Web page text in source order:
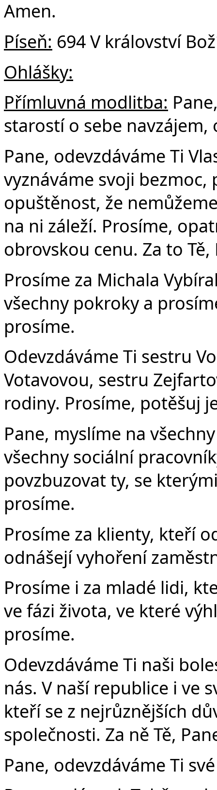
Amen.
Píseň: 694 V království
Ohlášky:
Přímluvná modlitba:
starostí o sebe navzájem,
Pane, odevzdáváme Ti
vyznáváme svoji
opuštěnost, že
na ni záleží. Prosíme,
obrovskou cenu. Za to
Prosíme za Michala
všechny pokroky a
prosíme.
Odevzdáváme Ti sestru
Votavovou, sestru
rodiny. Prosíme, potěšuj
Pane, myslíme na
všechny sociální
povzbuzovat ty, se
prosíme.
Prosíme za klienty, kteří
odnášejí vyhoření
Prosíme i za mladé lidi,
ve fázi života, ve které
prosíme.
Odevzdáváme Ti naši
nás. V naší republice i ve
kteří se z nejrůznějších
společnosti. Za ně Tě,
Pane, odevzdáváme Ti